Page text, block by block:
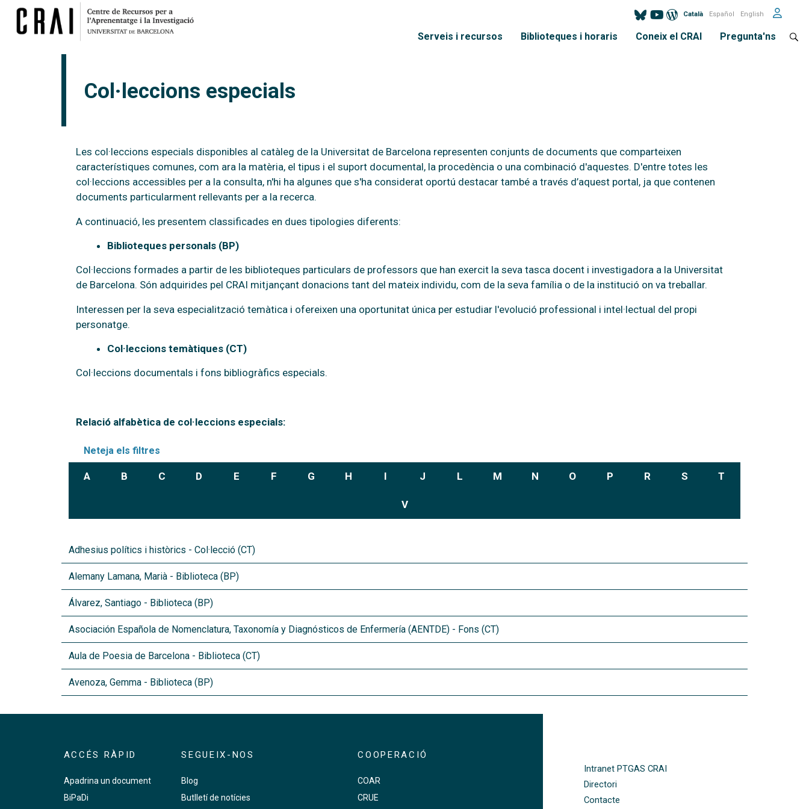
Català Español English
Menú principal
Serveis i recursos Biblioteques i horaris Coneix el CRAI Pregunta'ns
Col·leccions especials
Les col·leccions especials disponibles al catàleg de la Universitat de Barcelona representen conjunts de documents que comparteixen
característiques comunes, com ara la matèria, el tipus i el suport documental, la procedència o una combinació d'aquestes. D'entre totes les
col·leccions accessibles per a la consulta, n'hi ha algunes que s'ha considerat oportú destacar també a través d’aquest portal, ja que contenen
documents particularment rellevants per a la recerca.
A continuació, les presentem classificades en dues tipologies diferents:
Biblioteques personals (BP)
Col·leccions formades a partir de les biblioteques particulars de professors que han exercit la seva tasca docent i investigadora a la Universitat
de Barcelona. Són adquirides pel CRAI mitjançant donacions tant del mateix individu, com de la seva família o de la institució on va treballar.
Interessen per la seva especialització temàtica i ofereixen una oportunitat única per estudiar l'evolució professional i intel·lectual del propi
personatge.
Col·leccions temàtiques (CT)
Col·leccions documentals i fons bibliogràfics especials.
Relació alfabètica de col·leccions especials:
Neteja els filtres
A B C D E F G H I J L M N O P R S T
V
Adhesius polítics i històrics - Col·lecció (CT)
Alemany Lamana, Marià - Biblioteca (BP)
Álvarez, Santiago - Biblioteca (BP)
Asociación Española de Nomenclatura, Taxonomía y Diagnósticos de Enfermería (AENTDE) - Fons (CT)
Aula de Poesia de Barcelona - Biblioteca (CT)
Avenoza, Gemma - Biblioteca (BP)
ACCÉS RÀPID
Apadrina un document
BiPaDi
SEGUEIX-NOS
Blog
Butlletí de notícies
COOPERACIÓ
COAR
CRUE
Intranet PTGAS CRAI
Directori
Contacte